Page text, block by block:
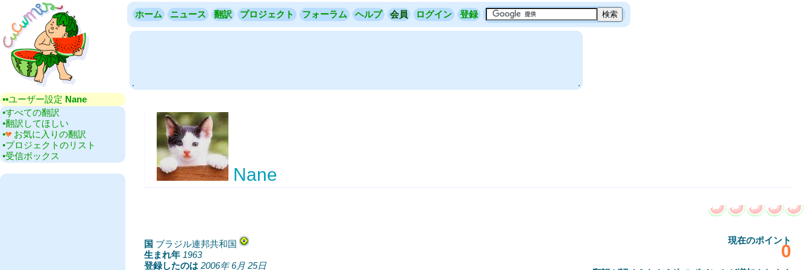
ホーム ニュース 翻訳 プロジェクト フォーラム ヘルプ 会員 ログイン 登録
.
.
▪▪‎ユーザー設定 Nane
•‎すべての翻訳
•‎翻訳してほしい
•‎
お気に入りの翻訳
•‎プロジェクトのリスト
•‎受信ボックス
Nane
国 ‎ブラジル連邦共和国
生まれ年 1963
登録したのは 2006年 6月 25日
現在のポイント
‎0